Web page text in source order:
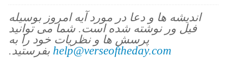
اندیشه ها و دعا در مورد آیه امروز بوسیله
فیل ور نوشته شده است. شما می توانید
پرسش ها و نظریات خود را به
help@verseoftheday.com بفرستید.